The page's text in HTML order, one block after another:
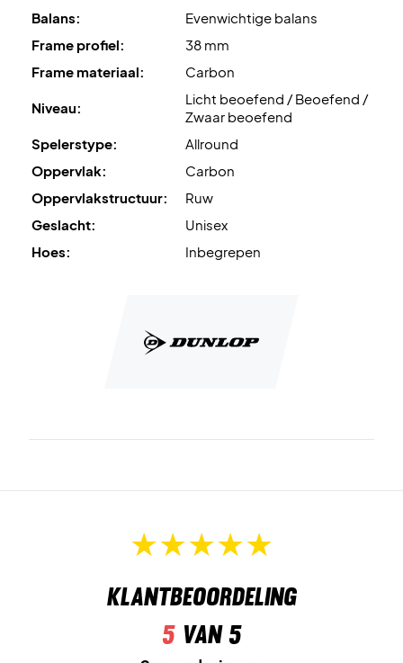
Balans:
Evenwichtige balans
Frame profiel:
38 mm
Frame materiaal:
Carbon
Niveau:
Licht beoefend / Beoefend /
Zwaar beoefend
Spelerstype:
Allround
Oppervlak:
Carbon
Oppervlakstructuur:
Ruw
Geslacht:
Unisex
Hoes:
Inbegrepen
Klantbeoordeling
5van 5